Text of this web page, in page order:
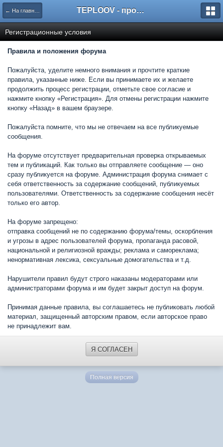
← На главную TEPLOOV - программный комплекс для расчёта систем отопления и вентиляции
Регистрационные условия
Правила и положения форума
Пожалуйста, уделите немного внимания и прочтите краткие
правила, указанные ниже. Если вы принимаете их и желаете
продолжить процесс регистрации, отметьте свое согласие и
нажмите кнопку «Регистрация». Для отмены регистрации нажмите
кнопку «Назад» в вашем браузере.
Пожалуйста помните, что мы не отвечаем на все публикуемые
сообщения.
На форуме отсутствует предварительная проверка открываемых
тем и публикаций. Как только вы отправляете сообщение — оно
сразу публикуется на форуме. Администрация форума снимает с
себя ответственность за содержание сообщений, публикуемых
пользователями. Ответственность за содержание сообщения несёт
только его автор.
На форуме запрещено:
отправка сообщений не по содержанию форума/темы, оскорбления
и угрозы в адрес пользователей форума, пропаганда расовой,
национальной и религиозной вражды; реклама и самореклама;
ненормативная лексика, сексуальные домогательства и т.д.
Нарушители правил будут строго наказаны модераторами или
администраторами форума и им будет закрыт доступ на форум.
Принимая данные правила, вы соглашаетесь не публиковать любой
материал, защищенный авторским правом, если авторское право
не принадлежит вам.
Я СОГЛАСЕН
Полная версия